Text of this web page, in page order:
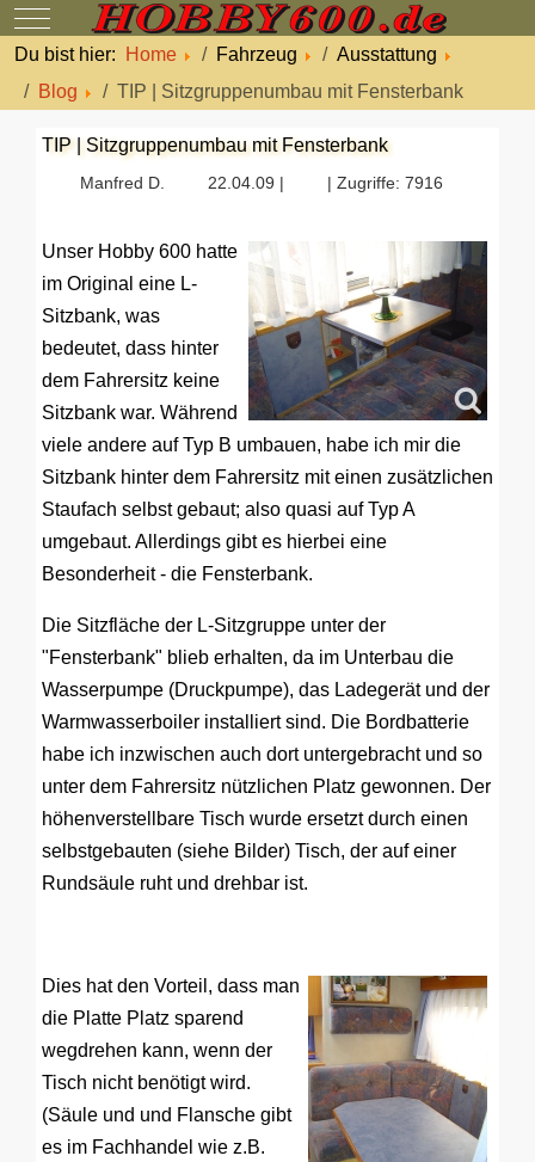
Mobile Menu Toggle
Du bist hier:
Home Fahrzeug
Ausstattung
Blog
TIP | Sitzgruppenumbau mit Fensterbank
TIP | Sitzgruppenumbau mit Fensterbank
Manfred D. 22.04.09 | | Zugriffe: 7916
Unser Hobby 600 hatte
im Original eine L-
Sitzbank, was
bedeutet, dass hinter
dem Fahrersitz keine
Sitzbank war. Während
viele andere auf Typ B umbauen, habe ich mir die
Sitzbank hinter dem Fahrersitz mit einen zusätzlichen
Staufach selbst gebaut; also quasi auf Typ A
umgebaut. Allerdings gibt es hierbei eine
Besonderheit - die Fensterbank.
Die Sitzfläche der L-Sitzgruppe unter der
"Fensterbank" blieb erhalten, da im Unterbau die
Wasserpumpe (Druckpumpe), das Ladegerät und der
Warmwasserboiler installiert sind. Die Bordbatterie
habe ich inzwischen auch dort untergebracht und so
unter dem Fahrersitz nützlichen Platz gewonnen. Der
höhenverstellbare Tisch wurde ersetzt durch einen
selbstgebauten (siehe Bilder) Tisch, der auf einer
Rundsäule ruht und drehbar ist.
Dies hat den Vorteil, dass man
die Platte Platz sparend
wegdrehen kann, wenn der
Tisch nicht benötigt wird.
(Säule und und Flansche gibt
es im Fachhandel wie z.B.